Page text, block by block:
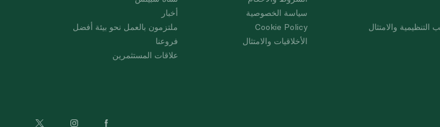
أخبار
ملتزمون بالعمل نحو بيئة أفضل
فروعنا
علاقات المستثمرين
سياسة الخصوصية
Cookie Policy
الأخلاقيات والامتثال
التنظيمية والامتثال